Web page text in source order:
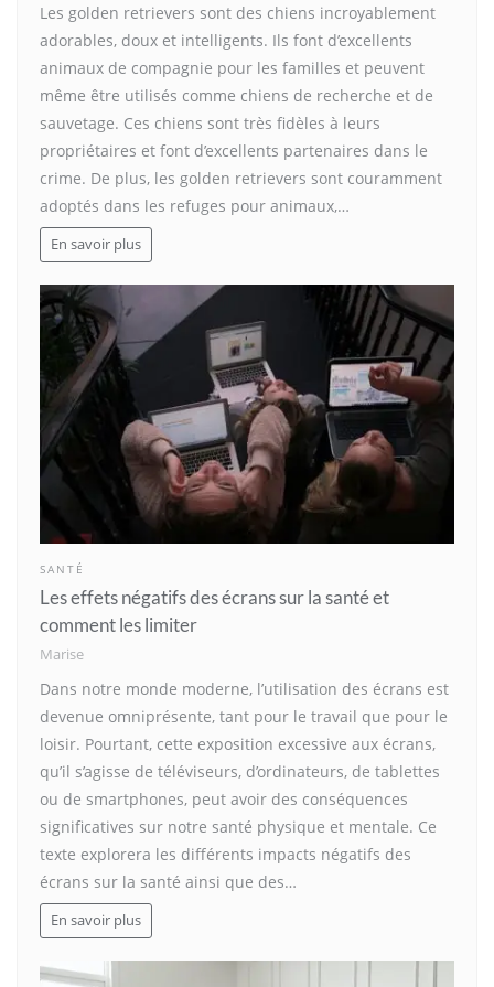
Les golden retrievers sont des chiens incroyablement
adorables, doux et intelligents. Ils font d’excellents
animaux de compagnie pour les familles et peuvent
même être utilisés comme chiens de recherche et de
sauvetage. Ces chiens sont très fidèles à leurs
propriétaires et font d’excellents partenaires dans le
crime. De plus, les golden retrievers sont couramment
adoptés dans les refuges pour animaux,…
En savoir plus
SANTÉ
Les effets négatifs des écrans sur la santé et
comment les limiter
Marise
Dans notre monde moderne, l’utilisation des écrans est
devenue omniprésente, tant pour le travail que pour le
loisir. Pourtant, cette exposition excessive aux écrans,
qu’il s’agisse de téléviseurs, d’ordinateurs, de tablettes
ou de smartphones, peut avoir des conséquences
significatives sur notre santé physique et mentale. Ce
texte explorera les différents impacts négatifs des
écrans sur la santé ainsi que des…
En savoir plus